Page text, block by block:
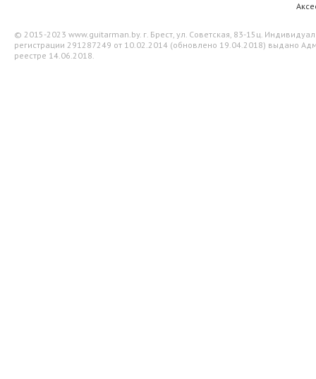
© 2015-2023 www.guitarman.by. г. Брест, ул. Советская, 83-15ц.
регистрации 291287249 от 10.02.2014 (обновлено 19.04.2018) выдано
реестре 14.06.2018.